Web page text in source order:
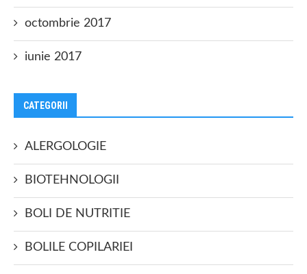
octombrie 2017
iunie 2017
CATEGORII
ALERGOLOGIE
BIOTEHNOLOGII
BOLI DE NUTRITIE
BOLILE COPILARIEI